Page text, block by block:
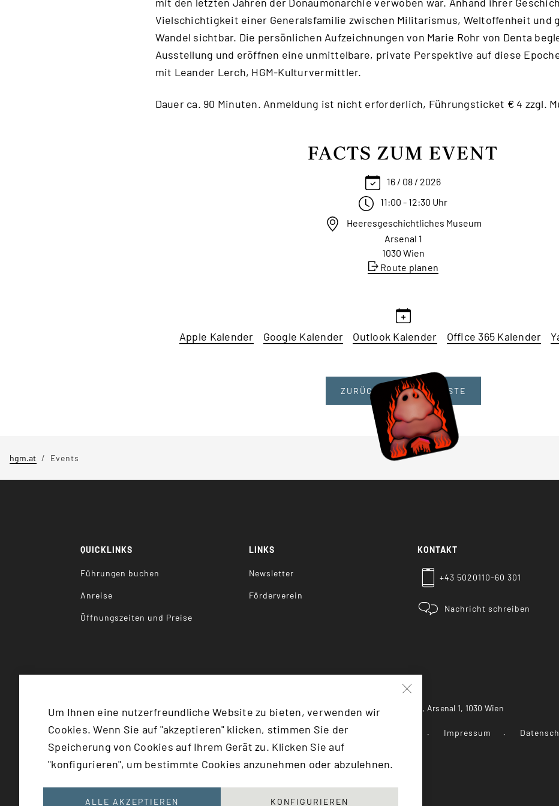
Vielschichtigkeit einer Generalsfamilie zwischen Militarismus, Weltoffenheit und
Wandel sichtbar. Die persönlichen Aufzeichnungen von Marie Rohr von Denta
Ausstellung und eröffnen eine unmittelbare, private Perspektive auf diese
mit Leander Lerch, HGM-Kulturvermittler.
Dauer ca. 90 Minuten. Anmeldung ist nicht erforderlich, Führungsticket € 4 zzgl.
FACTS ZUM EVENT
16 / 08 / 2026
11:00 - 12:30 Uhr
Heeresgeschichtliches Museum
Arsenal 1
1030 Wien
Route planen
Apple Kalender Google Kalender Outlook Kalender Office 365 Kalender
ZURÜCK ZUR EVENT LISTE
hgm.at Events
QUICKLINKS
Führungen buchen
Anreise
Öffnungszeiten und Preise
LINKS
Newsletter
Förderverein
KONTAKT
+43 5020110-60 301
Nachricht schreiben
Heeresgeschichtliches Museum, Arsenal 1, 1030 Wien
©2026Bundesministerium für Landesverteidigung Impressum
{EXTENSIONNAME: 'SITEPACKAGE', F:TRANSLATE(KEY: 'SCROLLTOTOP')}
Um Ihnen eine nutzerfreundliche Website zu bieten, verwenden wir
Cookies. Wenn Sie auf "akzeptieren" klicken, stimmen Sie der
Speicherung von Cookies auf Ihrem Gerät zu. Klicken Sie auf
"konfigurieren", um bestimmte Cookies anzunehmen oder abzulehnen.
ALLE AKZEPTIEREN KONFIGURIEREN